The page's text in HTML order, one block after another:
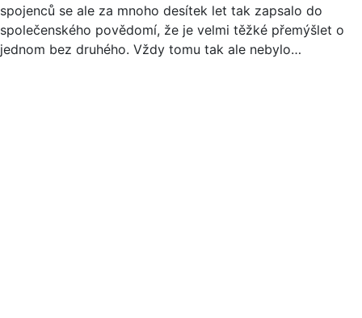
spojenců se ale za mnoho desítek let tak zapsalo do
společenského povědomí, že je velmi těžké přemýšlet o
jednom bez druhého. Vždy tomu tak ale nebylo…